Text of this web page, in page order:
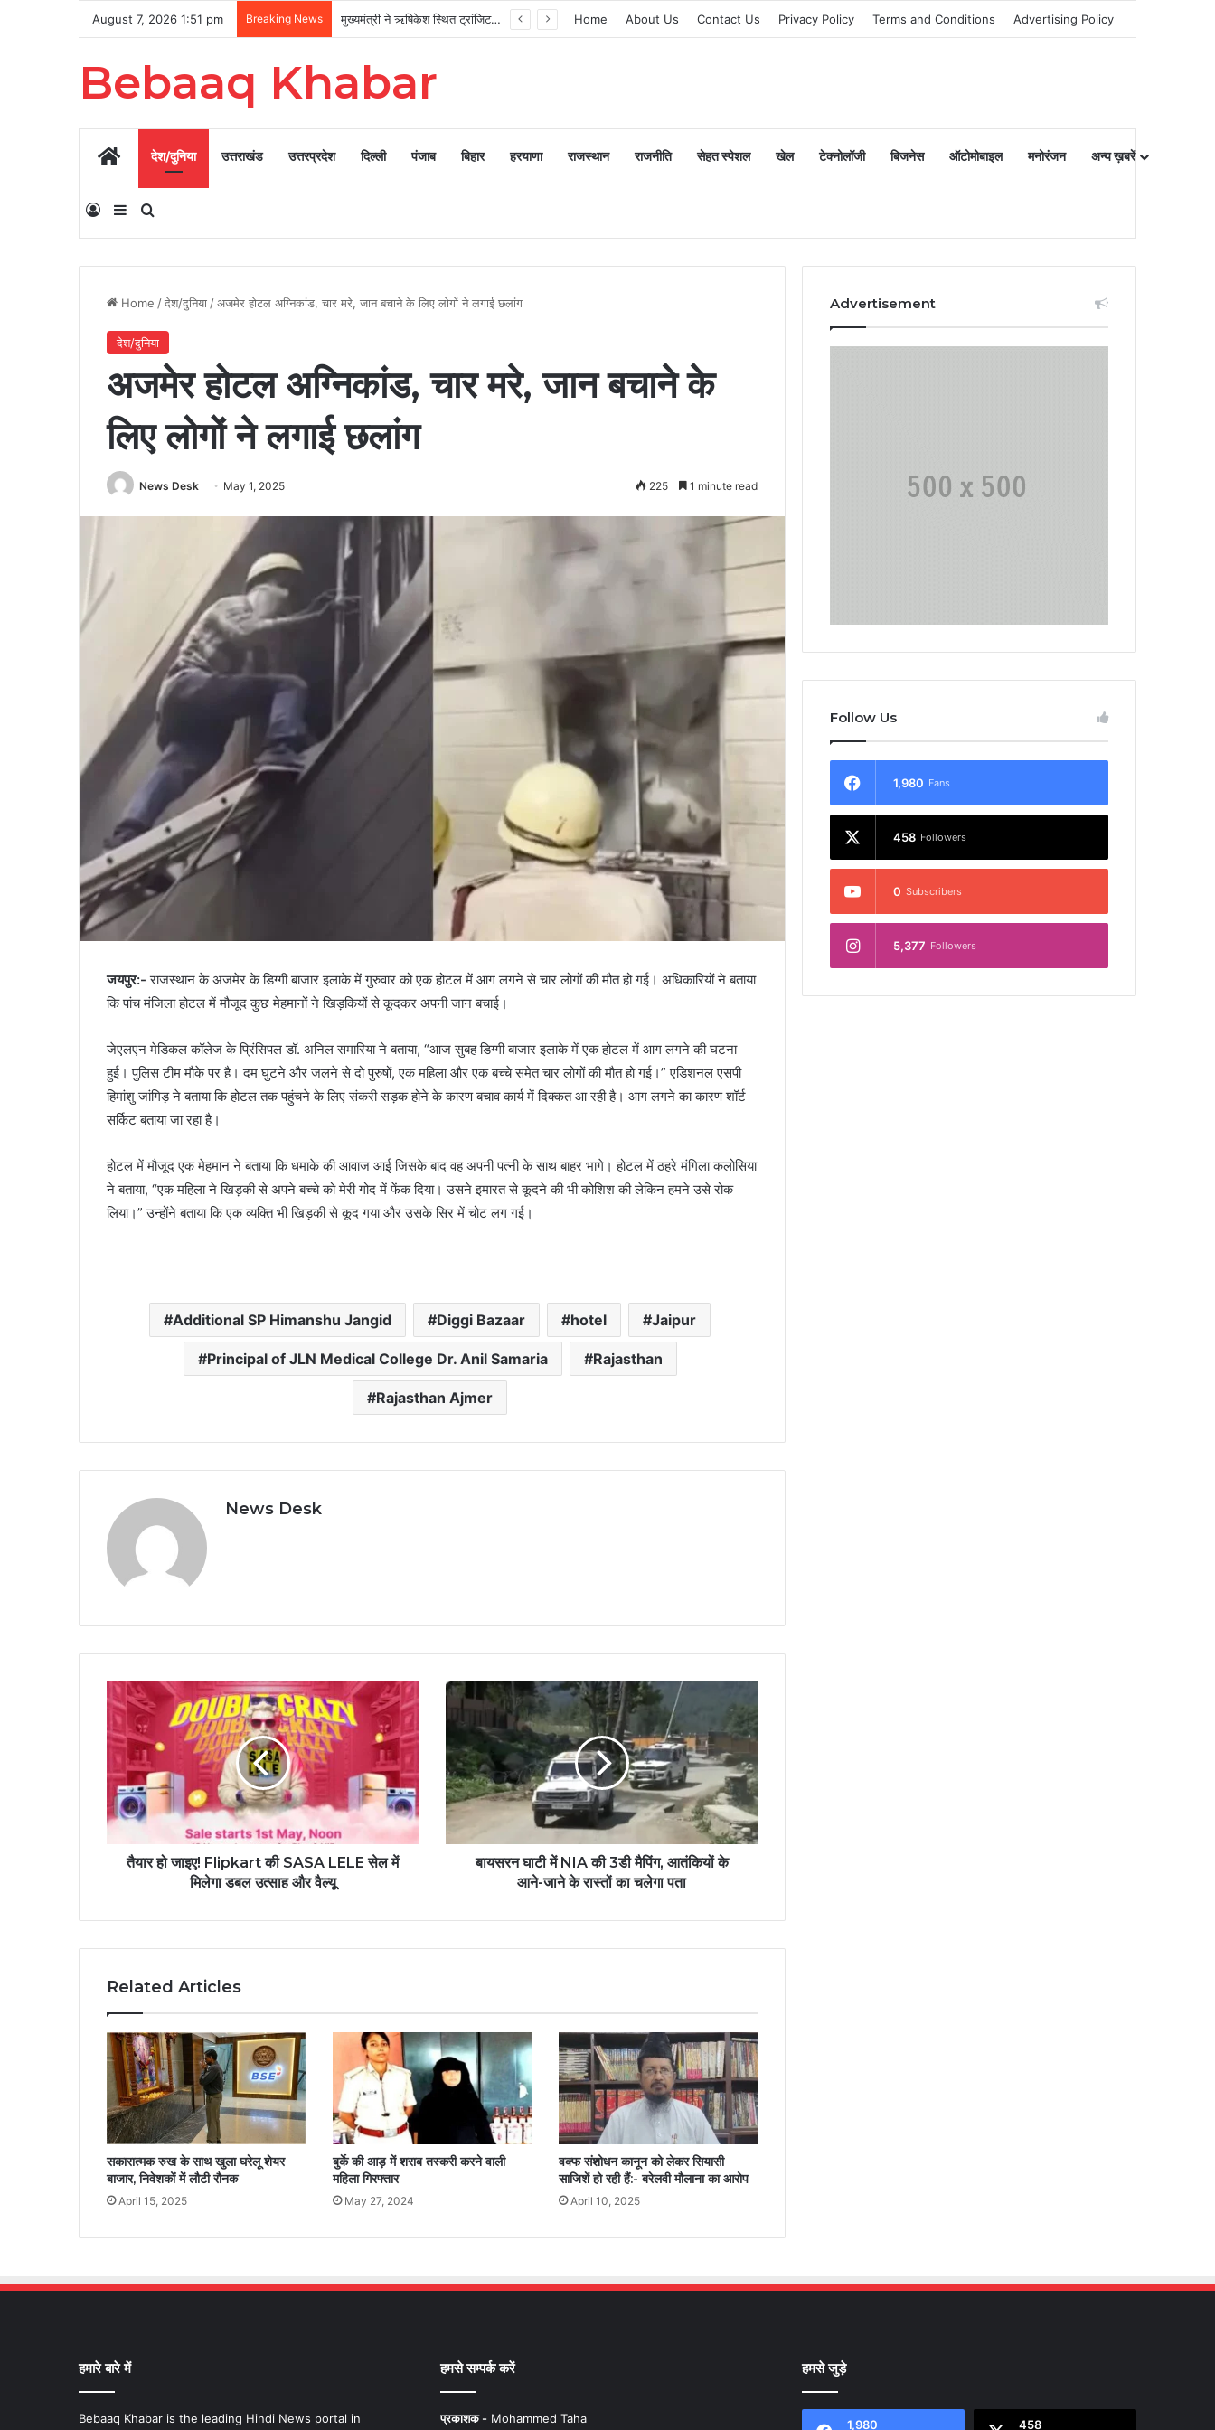
August 7, 2026 1:51 pm Breaking News मुख्यमंत्री ने ऋषिकेश स्थित ट्रांजिट कैंप का किया औचक निरीक्षण Home About Us Contact Us Privacy Policy Terms and Conditions Advertising Policy
Bebaaq Khabar
Homeदेश/दुनिया उत्तराखंड उत्तरप्रदेश दिल्ली पंजाब बिहार हरयाणा राजस्थान राजनीति सेहत स्पेशल खेल टेक्नोलॉजी बिजनेस ऑटोमोबाइल मनोरंजन अन्य ख़बरें
Log InSidebarSearch for
Home /देश/दुनिया /अजमेर होटल अग्निकांड, चार मरे, जान बचाने के लिए लोगों ने लगाई छलांग
देश/दुनिया
अजमेर होटल अग्निकांड, चार मरे, जान बचाने के
लिए लोगों ने लगाई छलांग
News Desk May 1, 2025 225 1 minute read
जयपुर:- राजस्थान के अजमेर के डिग्गी बाजार इलाके में गुरुवार को एक होटल में आग लगने से चार लोगों की मौत हो गई। अधिकारियों ने बताया
कि पांच मंजिला होटल में मौजूद कुछ मेहमानों ने खिड़कियों से कूदकर अपनी जान बचाई।
जेएलएन मेडिकल कॉलेज के प्रिंसिपल डॉ. अनिल समारिया ने बताया, “आज सुबह डिग्गी बाजार इलाके में एक होटल में आग लगने की घटना
हुई। पुलिस टीम मौके पर है। दम घुटने और जलने से दो पुरुषों, एक महिला और एक बच्चे समेत चार लोगों की मौत हो गई।” एडिशनल एसपी
हिमांशु जांगिड़ ने बताया कि होटल तक पहुंचने के लिए संकरी सड़क होने के कारण बचाव कार्य में दिक्कत आ रही है। आग लगने का कारण शॉर्ट
सर्किट बताया जा रहा है।
होटल में मौजूद एक मेहमान ने बताया कि धमाके की आवाज आई जिसके बाद वह अपनी पत्नी के साथ बाहर भागे। होटल में ठहरे मंगिला कलोसिया
ने बताया, “एक महिला ने खिड़की से अपने बच्चे को मेरी गोद में फेंक दिया। उसने इमारत से कूदने की भी कोशिश की लेकिन हमने उसे रोक
लिया।” उन्होंने बताया कि एक व्यक्ति भी खिड़की से कूद गया और उसके सिर में चोट लग गई।
Additional SP Himanshu Jangid Diggi Bazaar hotel Jaipur
Principal of JLN Medical College Dr. Anil Samaria Rajasthan
Rajasthan Ajmer
News Desk
तैयार हो जाइए! Flipkart की SASA LELE सेल में
मिलेगा डबल उत्साह और वैल्यू
बायसरन घाटी में NIA की 3डी मैपिंग, आतंकियों के
आने-जाने के रास्तों का चलेगा पता
Related Articles
सकारात्मक रुख के साथ खुला घरेलू शेयर
बाजार, निवेशकों में लौटी रौनक
April 15, 2025
बुर्के की आड़ में शराब तस्करी करने वाली
महिला गिरफ्तार
May 27, 2024
वक्फ संशोधन कानून को लेकर सियासी
साजिशें हो रही हैं:- बरेलवी मौलाना का आरोप
April 10, 2025
Advertisement
Follow Us
1,980 Fans
458 Followers
0 Subscribers
5,377 Followers
हमारे बारे में
Bebaaq Khabar is the leading Hindi News portal in
हमसे सम्पर्क करें
प्रकाशक -Mohammed Taha
हमसे जुड़े
1,980 458